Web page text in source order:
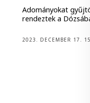
Adományokat
rendeztek a
2023. DECEMBER 17.